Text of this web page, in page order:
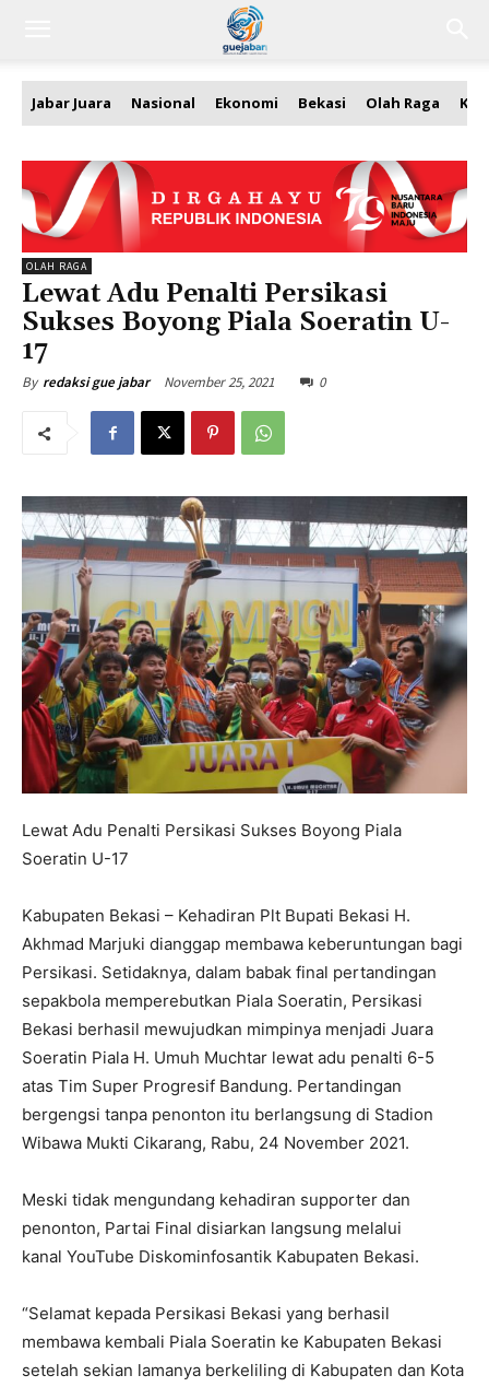
Jabar Juara Nasional Ekonomi Bekasi Olah Raga
OLAH RAGA
Lewat Adu Penalti Persikasi
Sukses Boyong Piala Soeratin U-
17
By redaksi gue jabar November 25, 2021 0
Lewat Adu Penalti Persikasi Sukses Boyong Piala
Soeratin U-17
Kabupaten Bekasi – Kehadiran Plt Bupati Bekasi H.
Akhmad Marjuki dianggap membawa keberuntungan bagi
Persikasi. Setidaknya, dalam babak final pertandingan
sepakbola memperebutkan Piala Soeratin, Persikasi
Bekasi berhasil mewujudkan mimpinya menjadi Juara
Soeratin Piala H. Umuh Muchtar lewat adu penalti 6-5
atas Tim Super Progresif Bandung. Pertandingan
bergengsi tanpa penonton itu berlangsung di Stadion
Wibawa Mukti Cikarang, Rabu, 24 November 2021.
Meski tidak mengundang kehadiran supporter dan
penonton, Partai Final disiarkan langsung melalui
kanal YouTube Diskominfosantik Kabupaten Bekasi.
“Selamat kepada Persikasi Bekasi yang berhasil
membawa kembali Piala Soeratin ke Kabupaten Bekasi
setelah sekian lamanya berkeliling di Kabupaten dan Kota